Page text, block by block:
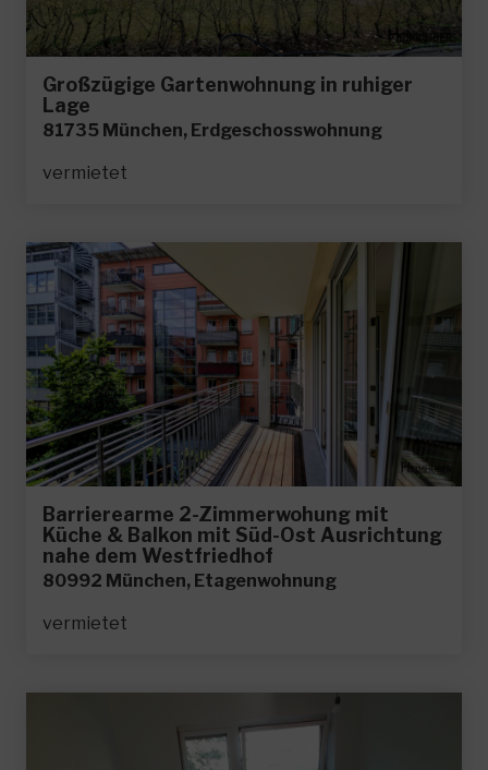
Großzügige Gartenwohnung in ruhiger
Lage
81735 München, Erdgeschosswohnung
vermietet
Barrierearme 2-Zimmerwohung mit
Küche & Balkon mit Süd-Ost Ausrichtung
nahe dem Westfriedhof
80992 München, Etagenwohnung
vermietet